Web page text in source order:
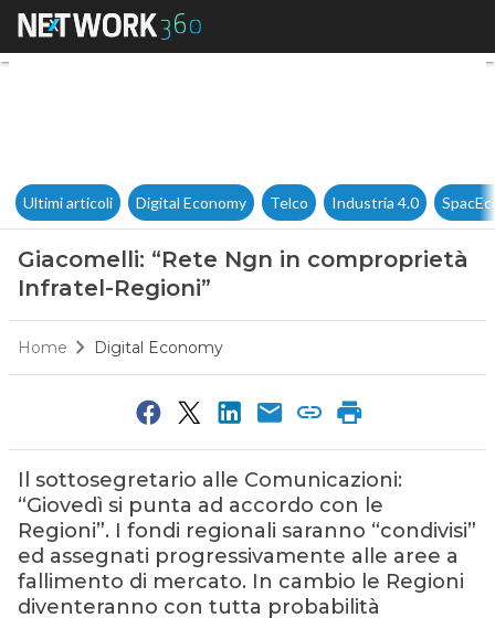
Giacomelli: “Rete Ngn in
Ultimi articoli Digital Economy Telco Industria 4.0
Giacomelli: “Rete Ngn in comproprietà
Infratel-Regioni”
Home Digital Economy
Il sottosegretario alle Comunicazioni:
“Giovedì si punta ad accordo con le
Regioni”. I fondi regionali saranno “condivisi”
ed assegnati progressivamente alle aree a
fallimento di mercato. In cambio le Regioni
diventeranno con tutta probabilità